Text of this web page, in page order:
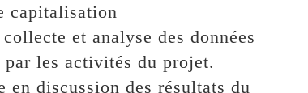
capitalisation
et analyse des données
par les activités du projet.
discussion des résultats du